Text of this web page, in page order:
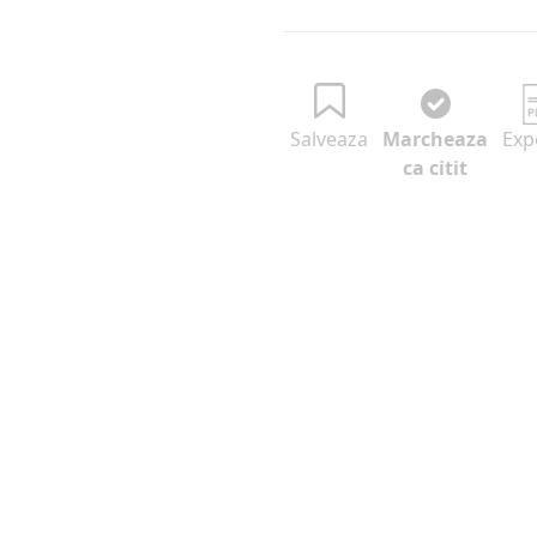
Salveaza
Marcheaza
ca citit